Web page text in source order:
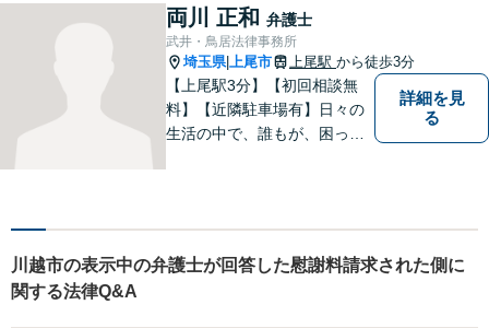
両川 正和 弁護士
武井・鳥居法律事務所
埼玉県| 上尾市 上尾駅 から徒歩3分
【上尾駅3分】【初回相談無
料】【近隣駐車場有】日々の
生活の中で、誰もが、困っ
なってしまうことがあると思
います。そんな時は、お気軽
に私にご相談ください。
詳細を見
る
川越市の表示中の弁護士が回答した慰謝料請求された側に
関する法律Q&A